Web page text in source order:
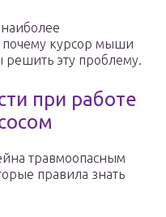
курсор мыши
решить эту проблему.
при работе
травмоопасным
правила знать